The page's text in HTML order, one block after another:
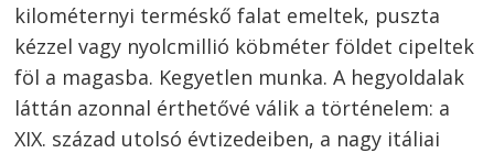
kilométernyi terméskő falat emeltek, puszta
kézzel vagy nyolcmillió köbméter földet cipeltek
föl a magasba. Kegyetlen munka. A hegyoldalak
láttán azonnal érthetővé válik a történelem: a
XIX. század utolsó évtizedeiben, a nagy itáliai